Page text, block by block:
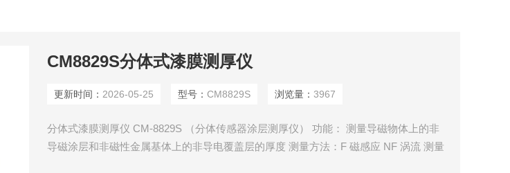
CM8829S分体式漆膜测厚仪
更新时间： 2026-05-25 型号：CM8829S 浏览量：3967
分体式漆膜测厚仪 CM-8829S （分体传感器涂层测厚仪） 功能： 测量导磁物体上的非
导磁涂层和非磁性金属基体上的非导电覆盖层的厚度 测量方法：F 磁感应 NF 涡流 测量